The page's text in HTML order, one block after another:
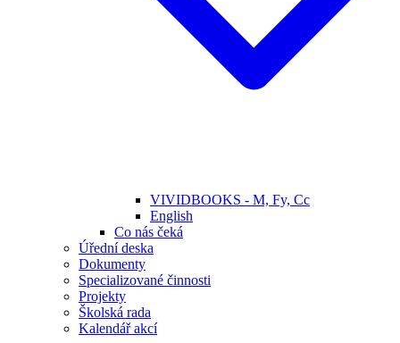
VIVIDBOOKS - M, Fy, Cc
English
Co nás čeká
Úřední deska
Dokumenty
Specializované činnosti
Projekty
Školská rada
Kalendář akcí